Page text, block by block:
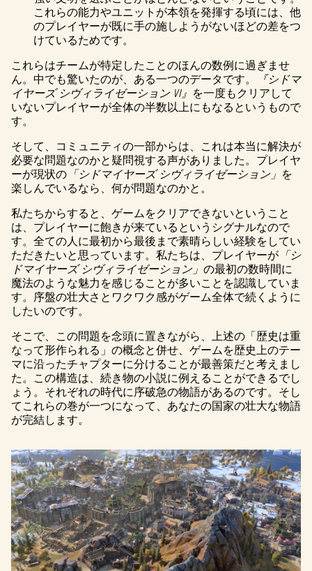
これらの能力やユニットが本領を発揮する頃には、他
のプレイヤーが既に手の施しようがないほどの差をつ
けているためです。
これらはチームが特定したことのほんの数例に過ぎませ
ん。中でも驚いたのが、ある一つのデータです。
『シドマ
イヤーズ シヴィライゼーション VI』 を一度もクリアして
いないプレイヤーが全体の半数以上にもなるというもので
す。
そして、コミュニティの一部からは、これは本当に解決が
必要な問題なのかと疑問視する声がありました。プレイヤ
ーが現状の 「シドマイヤーズ シヴィライゼーション」 を
楽しんでいるなら、何が問題なのかと。
私たちからすると、ゲームをクリアできないということ
は、プレイヤーに飽きが来ているというシグナルなので
す。全ての人に最初から最後まで素晴らしい経験をしてい
ただきたいと思っています。私たちは、プレイヤーが 「シ
ドマイヤーズ シヴィライゼーション」 の最初の数時間に
魔法のような魅力を感じることが多いことを認識していま
す。序盤の壮大さとワクワク感がゲーム全体で続くように
したいのです。
そこで、この問題を念頭に置きながら、上述の「歴史は重
なって形作られる」の概念と併せ、ゲームを歴史上のテー
マに沿ったチャプターに分けることが最善策だと考えまし
た。この構造は、続き物の小説に例えることができるでし
ょう。それぞれの時代に序破急の物語があるのです。そし
てこれらの巻が一つになって、あなたの国家の壮大な物語
が完結します。